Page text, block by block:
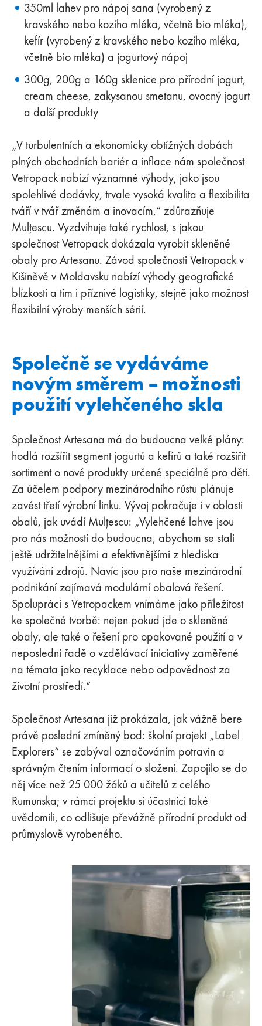
350ml lahev pro nápoj sana (vyrobený z
kravského nebo kozího mléka, včetně bio mléka),
kefír (vyrobený z kravského nebo kozího mléka,
včetně bio mléka) a jogurtový nápoj
300g, 200g a 160g sklenice pro přírodní jogurt,
cream cheese, zakysanou smetanu, ovocný jogurt
a další produkty
„V turbulentních a ekonomicky obtížných dobách
plných obchodních bariér a inflace nám společnost
Vetropack nabízí významné výhody, jako jsou
spolehlivé dodávky, trvale vysoká kvalita a flexibilita
tváří v tvář změnám a inovacím,“ zdůrazňuje
Mulțescu. Vyzdvihuje také rychlost, s jakou
společnost Vetropack dokázala vyrobit skleněné
obaly pro Artesanu. Závod společnosti Vetropack v
Kišiněvě v Moldavsku nabízí výhody geografické
blízkosti a tím i příznivé logistiky, stejně jako možnost
flexibilní výroby menších sérií.
Společně se vydáváme
novým směrem – možnosti
použití vylehčeného skla
Společnost Artesana má do budoucna velké plány:
hodlá rozšířit segment jogurtů a kefírů a také rozšířit
sortiment o nové produkty určené speciálně pro děti.
Za účelem podpory mezinárodního růstu plánuje
zavést třetí výrobní linku. Vývoj pokračuje i v oblasti
obalů, jak uvádí Mulțescu: „Vylehčené lahve jsou
pro nás možností do budoucna, abychom se stali
ještě udržitelnějšími a efektivnějšími z hlediska
využívání zdrojů. Navíc jsou pro naše mezinárodní
podnikání zajímavá modulární obalová řešení.
Spolupráci s Vetropackem vnímáme jako příležitost
ke společné tvorbě: nejen pokud jde o skleněné
obaly, ale také o řešení pro opakované použití a v
neposlední řadě o vzdělávací iniciativy zaměřené
na témata jako recyklace nebo odpovědnost za
životní prostředí.“
Společnost Artesana již prokázala, jak vážně bere
právě poslední zmíněný bod: školní projekt „Label
Explorers“ se zabýval označováním potravin a
správným čtením informací o složení. Zapojilo se do
něj více než 25 000 žáků a učitelů z celého
Rumunska; v rámci projektu si účastníci také
uvědomili, co odlišuje převážně přírodní produkt od
průmyslově vyrobeného.